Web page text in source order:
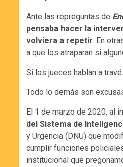
Ante las repreguntas de
pensaba hacer la
volviera a repetir. En
a que los atraparan si
Si los jueces hablan a
Todo lo demás son
El 1 de marzo de 2020, al
del Sistema de
y Urgencia (DNU) que
cumplir funciones
institucional que